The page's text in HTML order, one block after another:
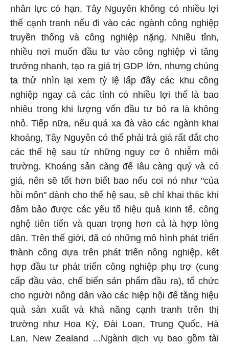
nhân lực có hạn, Tây Nguyên không có nhiều lợi
thế cạnh tranh nếu đi vào các ngành công nghiệp
truyền thống và công nghiệp nặng. Nhiều tỉnh,
nhiều nơi muốn đầu tư vào công nghiệp vì tăng
trưởng nhanh, tạo ra giá trị GDP lớn, nhưng chúng
ta thử nhìn lại xem tỷ lệ lấp đầy các khu công
nghiệp ngay cả các tỉnh có nhiều lợi thế là bao
nhiêu trong khi lượng vốn đầu tư bỏ ra là không
nhỏ. Tiếp nữa, nếu quá xa đà vào các ngành khai
khoáng, Tây Nguyên có thể phải trả giá rất đắt cho
các thế hệ sau từ những nguy cơ ô nhiễm môi
trường. Khoáng sản càng để lâu càng quý và có
giá, nên sẽ tốt hơn biết bao nếu coi nó như "của
hồi môn" dành cho thế hệ sau, sẽ chỉ khai thác khi
đảm bảo được các yếu tố hiệu quả kinh tế, công
nghệ tiên tiến và quan trọng hơn cả là hợp lòng
dân. Trên thế giới, đã có những mô hình phát triển
thành công dựa trên phát triển nông nghiệp, kết
hợp đầu tư phát triển công nghiệp phụ trợ (cung
cấp đầu vào, chế biến sản phẩm đầu ra), tổ chức
cho người nông dân vào các hiệp hội để tăng hiệu
quả sản xuất và khả năng cạnh tranh trên thị
trường như Hoa Kỳ, Đài Loan, Trung Quốc, Hà
Lan, New Zealand ...Ngành dịch vụ bao gồm tài